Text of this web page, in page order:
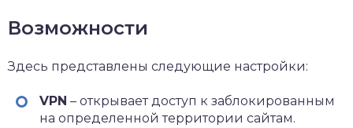
Возможности
Здесь представлены следующие настройки:
VPN – открывает доступ к заблокированным
на определенной территории сайтам.